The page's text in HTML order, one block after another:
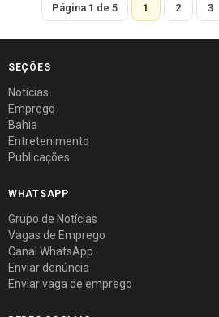
Página 1 de 5 1 2 3
SEÇÕES
Notícias
Emprego
Bahia
Entretenimento
Publicações
WHATSAPP
Grupo de Notícias
Vagas de Emprego
Canal WhatsApp
Enviar denúncia
Enviar vaga de emprego